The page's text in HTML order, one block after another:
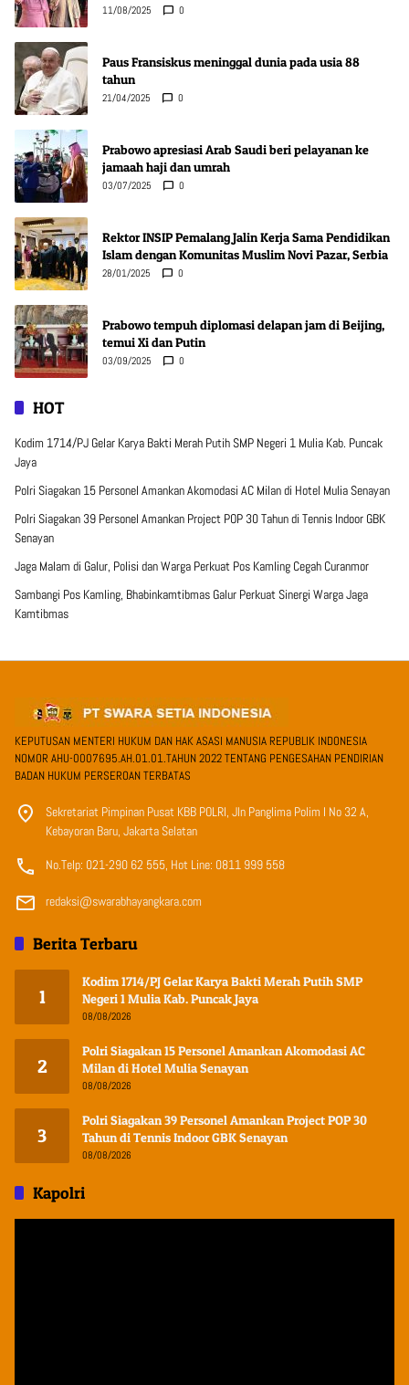
11/08/2025 0
Paus Fransiskus meninggal dunia pada usia 88
tahun
21/04/2025 0
Prabowo apresiasi Arab Saudi beri pelayanan ke
jamaah haji dan umrah
03/07/2025 0
Rektor INSIP Pemalang Jalin Kerja Sama Pendidikan
Islam dengan Komunitas Muslim Novi Pazar, Serbia
28/01/2025 0
Prabowo tempuh diplomasi delapan jam di Beijing,
temui Xi dan Putin
03/09/2025 0
HOT
Kodim 1714/PJ Gelar Karya Bakti Merah Putih SMP Negeri 1 Mulia Kab. Puncak
Jaya
Polri Siagakan 15 Personel Amankan Akomodasi AC Milan di Hotel Mulia Senayan
Polri Siagakan 39 Personel Amankan Project POP 30 Tahun di Tennis Indoor GBK
Senayan
Jaga Malam di Galur, Polisi dan Warga Perkuat Pos Kamling Cegah Curanmor
Sambangi Pos Kamling, Bhabinkamtibmas Galur Perkuat Sinergi Warga Jaga
Kamtibmas
KEPUTUSAN MENTERI HUKUM DAN HAK ASASI MANUSIA REPUBLIK INDONESIA
NOMOR AHU-0007695.AH.01.01.TAHUN 2022 TENTANG PENGESAHAN PENDIRIAN
BADAN HUKUM PERSEROAN TERBATAS
Sekretariat Pimpinan Pusat KBB POLRI, Jln Panglima Polim I No 32 A,
Kebayoran Baru, Jakarta Selatan
No.Telp: 021-290 62 555, Hot Line: 0811 999 558
redaksi@swarabhayangkara.com
Berita Terbaru
1
Kodim 1714/PJ Gelar Karya Bakti Merah Putih SMP
Negeri 1 Mulia Kab. Puncak Jaya
08/08/2026
2
Polri Siagakan 15 Personel Amankan Akomodasi AC
Milan di Hotel Mulia Senayan
08/08/2026
3
Polri Siagakan 39 Personel Amankan Project POP 30
Tahun di Tennis Indoor GBK Senayan
08/08/2026
Kapolri